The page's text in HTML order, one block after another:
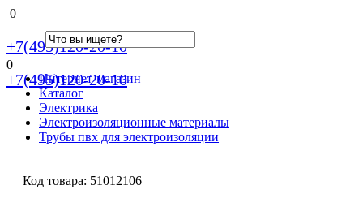
0
+7(495)120-20-10
0
+7(495)120-20-10
Интернет-магазин
Каталог
Электрика
Электроизоляционные материалы
Трубы пвх для электроизоляции
Код товара: 51012106